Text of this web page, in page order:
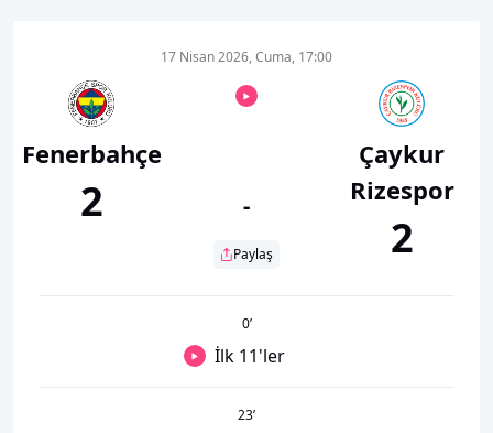
Fenerbahçe
2
17 Nisan 2026, Cuma, 17:00
-
Paylaş
Çaykur
Rizespor
2
0’
İlk 11'ler
23’